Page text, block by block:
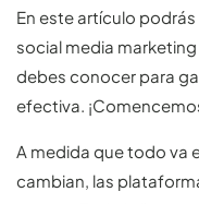
En este artículo
social media
debes conocer para
efectiva.
A medida que todo va
cambian, las